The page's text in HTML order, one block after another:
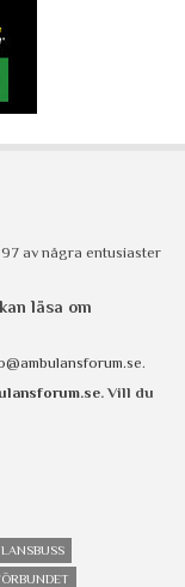
av några entusiaster
läsa om
.
. Vill du